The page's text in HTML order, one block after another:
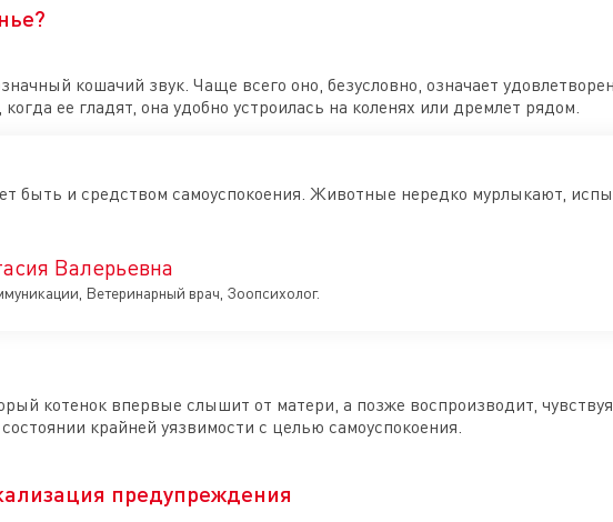
кошачий звук. Чаще всего оно, безусловно, означает
ее гладят, она удобно устроилась на коленях или дремлет рядом.
быть и средством самоуспокоения. Животные нередко мурлыкают,
Валерьевна
Ветеринарный врач, Зоопсихолог.
котенок впервые слышит от матери, а позже воспроизводит,
крайней уязвимости с целью самоуспокоения.
предупреждения